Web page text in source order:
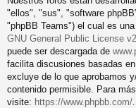
"ellos", "sus", "software
"phpBB Teams") el cual es
GNU General Public License
puede ser descargada de
facilita discusiones basadas
excluye de lo que aprobamos
contenido permisible. Para
visite: https://www.phpbb.com/